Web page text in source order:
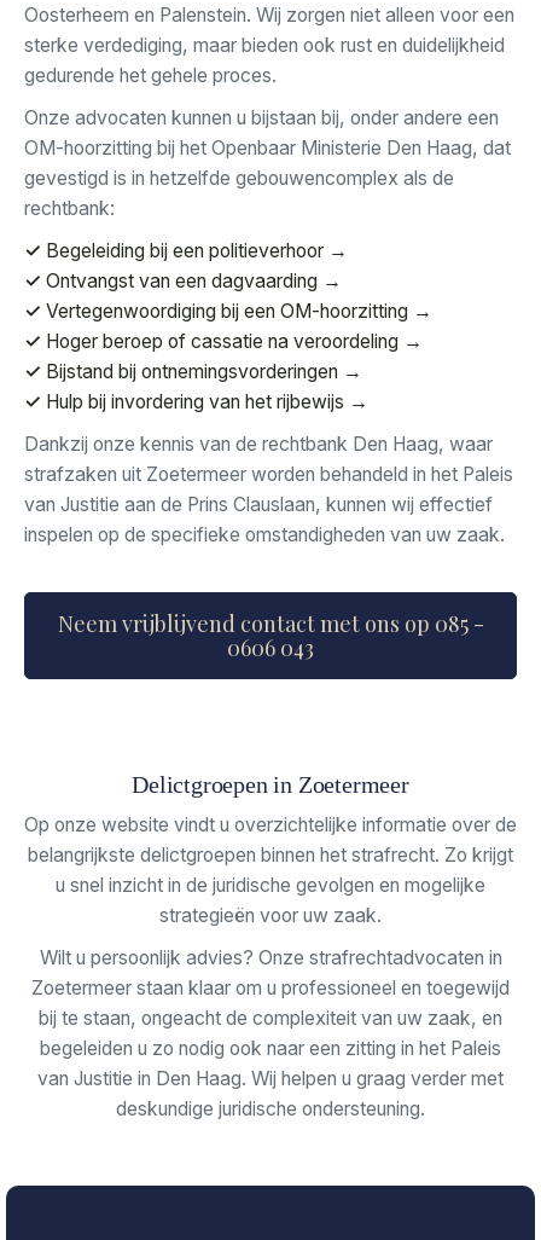
Oosterheem en Palenstein. Wij zorgen niet alleen voor een
sterke verdediging, maar bieden ook rust en duidelijkheid
gedurende het gehele proces.
Onze advocaten kunnen u bijstaan bij, onder andere een
OM-hoorzitting bij het Openbaar Ministerie Den Haag, dat
gevestigd is in hetzelfde gebouwencomplex als de
rechtbank:
✓ Begeleiding bij een politieverhoor →
✓ Ontvangst van een dagvaarding →
✓ Vertegenwoordiging bij een OM-hoorzitting →
✓ Hoger beroep of cassatie na veroordeling →
✓ Bijstand bij ontnemingsvorderingen →
✓ Hulp bij invordering van het rijbewijs →
Dankzij onze kennis van de rechtbank Den Haag, waar
strafzaken uit Zoetermeer worden behandeld in het Paleis
van Justitie aan de Prins Clauslaan, kunnen wij effectief
inspelen op de specifieke omstandigheden van uw zaak.
Neem vrijblijvend contact met ons op 085 -
0606 043
Delictgroepen in Zoetermeer
Op onze website vindt u overzichtelijke informatie over de
belangrijkste delictgroepen binnen het strafrecht. Zo krijgt
u snel inzicht in de juridische gevolgen en mogelijke
strategieën voor uw zaak.
Wilt u persoonlijk advies? Onze strafrechtadvocaten in
Zoetermeer staan klaar om u professioneel en toegewijd
bij te staan, ongeacht de complexiteit van uw zaak, en
begeleiden u zo nodig ook naar een zitting in het Paleis
van Justitie in Den Haag. Wij helpen u graag verder met
deskundige juridische ondersteuning.